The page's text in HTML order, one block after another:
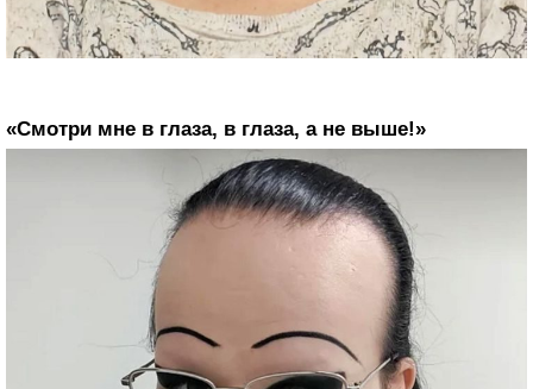
«Смотри мне в глаза, в глаза, а не выше!»